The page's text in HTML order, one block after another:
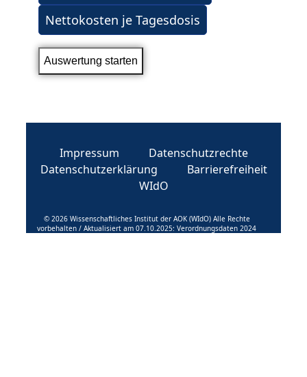
Nettokosten je Tagesdosis
Impressum
Datenschutzrechte
Datenschutzerklärung
Barrierefreiheit
WIdO
© 2026 Wissenschaftliches Institut der AOK (WIdO) Alle Rechte
vorbehalten / Aktualisiert am 07.10.2025: Verordnungsdaten 2024